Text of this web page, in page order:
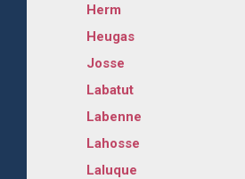
Herm
Heugas
Josse
Labatut
Labenne
Lahosse
Laluque